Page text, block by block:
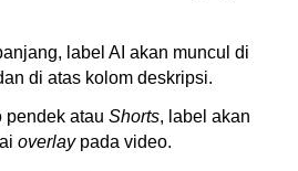
label AI akan muncul di
di atas kolom deskripsi.
pendek atau Shorts, label akan
overlaypada video.